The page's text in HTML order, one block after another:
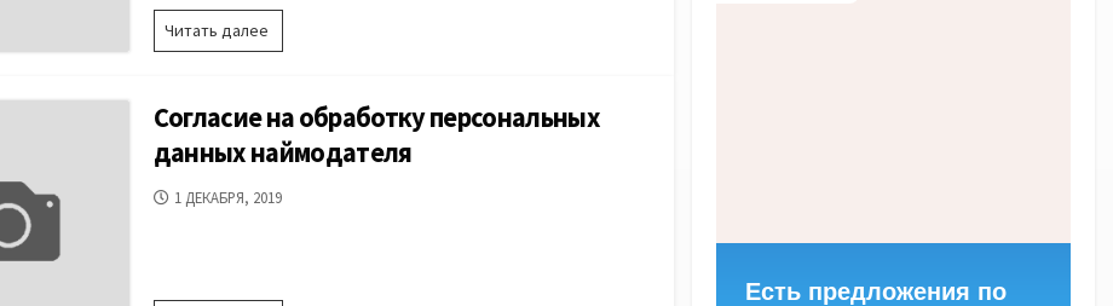
Читать далееСогласие
на
данных
заявителя
Согласие на обработку персональных
данных наймодателя
ДАТА
1 ДЕКАБРЯ, 2019
Есть предложения по